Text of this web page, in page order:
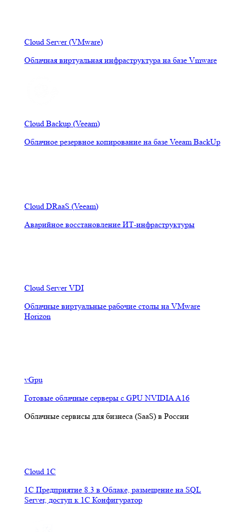
Cloud Server (VMware)
Облачная виртуальная инфраструктура на базе Vmware
Cloud Backup (Veeam)
Облачное резервное копирование на базе Veeam BackUp
Cloud DRaaS (Veeam)
Аварийное восстановление ИТ-инфраструктуры
Cloud Server VDI
Облачные виртуальные рабочие столы на VMware
Horizon
vGpu
Готовые облачные серверы с GPU NVIDIA A16
Облачные сервисы для бизнеса (SaaS) в России
Cloud 1C
1С Предприятие 8.3 в Облаке, размещение на SQL
Server, доступ к 1С Конфигуратор